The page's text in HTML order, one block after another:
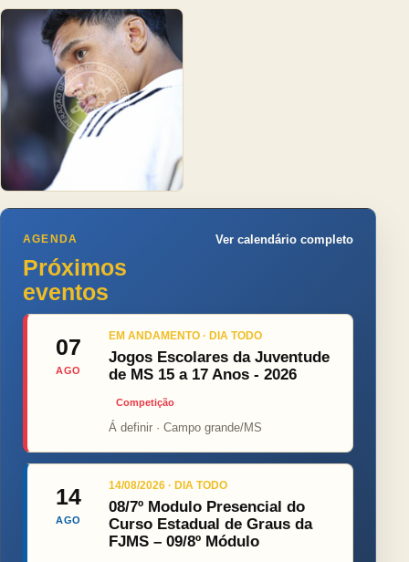
AGENDA
Próximos
eventos
Ver calendário completo
07
AGO
EM ANDAMENTO · DIA TODO
Jogos Escolares da Juventude
de MS 15 a 17 Anos - 2026
Competição
Á definir · Campo grande/MS
14
AGO
14/08/2026 · DIA TODO
08/7º Modulo Presencial do
Curso Estadual de Graus da
FJMS – 09/8º Módulo